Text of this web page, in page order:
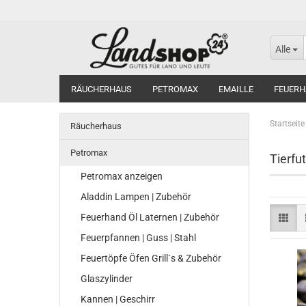
Alle
RÄUCHERHAUS PETROMAX EMAILLE
Startseite
Räucherhaus
Petromax
Petromax anzeigen
Aladdin Lampen | Zubehör
Feuerhand Öl Laternen | Zubehör
Feuerpfannen | Guss | Stahl
Feuertöpfe Öfen Grill`s & Zubehör
Glaszylinder
Kannen | Geschirr